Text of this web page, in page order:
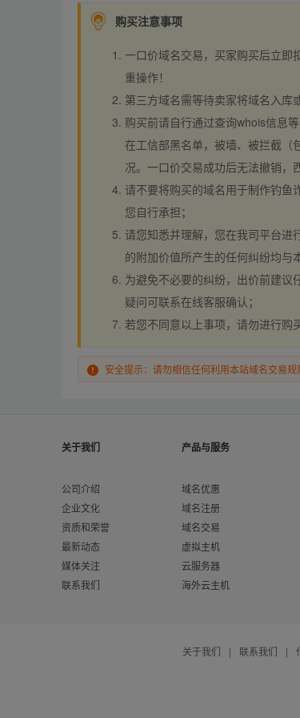
购买注意事项
一口价域名交易，买家购买后立即
重操作！
第三方域名需等待卖家将域名入库
购买前请自行通过查询whois信息
在工信部黑名单，被墙、被拦截（
况。一口价交易成功后无法撤销，
请不要将购买的域名用于制作钓鱼
您自行承担；
请您知悉并理解，您在我司平台进
的附加价值所产生的任何纠纷均与
为避免不必要的纠纷，出价前建议
疑问可联系在线客服确认；
若您不同意以上事项，请勿进行购
安全提示：请勿相信任何利用本站域名交易
关于我们
公司介绍
企业文化
资质和荣誉
最新动态
媒体关注
联系我们
产品与服务
域名优惠
域名注册
域名交易
虚拟主机
云服务器
海外云主机
关于我们 | 联系我们 |